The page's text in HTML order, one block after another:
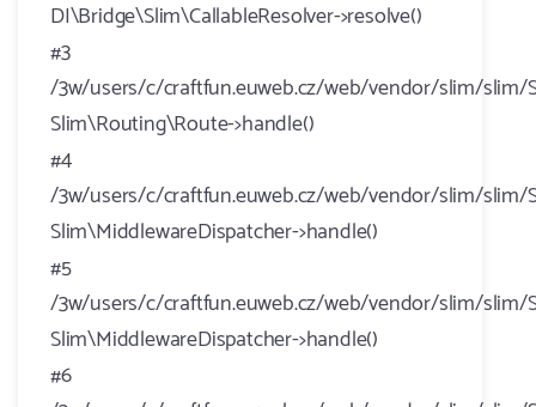
DI\Bridge\Slim\CallableResolver->resolve()
#3
/3w/users/c/craftfun.euweb.cz/web/vendor/slim/slim/
Slim\Routing\Route->handle()
#4
/3w/users/c/craftfun.euweb.cz/web/vendor/slim/slim/
Slim\MiddlewareDispatcher->handle()
#5
/3w/users/c/craftfun.euweb.cz/web/vendor/slim/slim/
Slim\MiddlewareDispatcher->handle()
#6